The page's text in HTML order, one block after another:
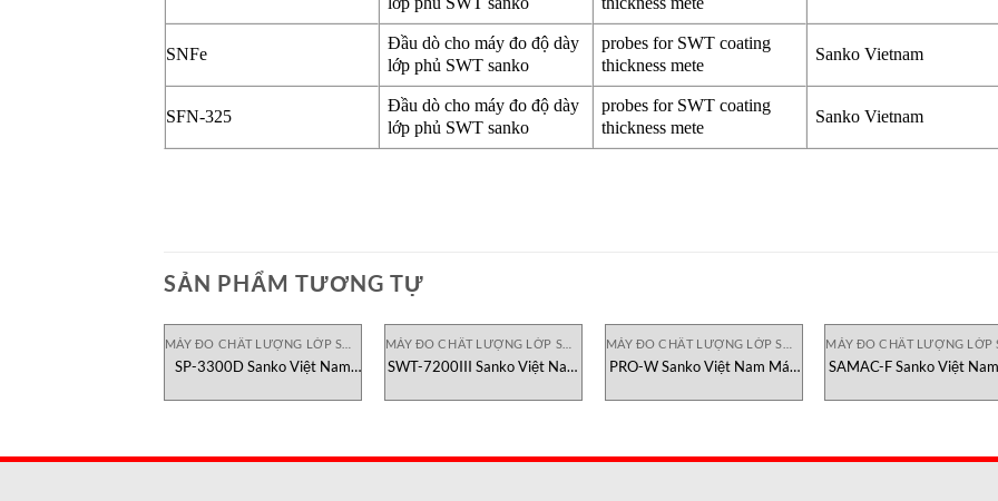
SNFe
Đầu dò cho máy đo độ dày
lớp phủ SWT sanko
probes for SWT coating
thickness mete
Sanko Vietnam
SFN-325
Đầu dò cho máy đo độ dày
lớp phủ SWT sanko
probes for SWT coating
thickness mete
Sanko Vietnam
SẢN PHẨM TƯƠNG TỰ
SP-3300D Sanko Việt Nam
Coating
SWT-7200III Sanko Việt Nam
PRO-W Sanko Việt Nam Máy
SAMAC-F Sanko Việt